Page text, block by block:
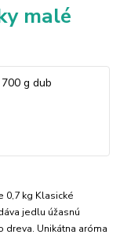
malé
0,7 kg Klasické
jedlu úžasnú
dreva. Unikátna aróma